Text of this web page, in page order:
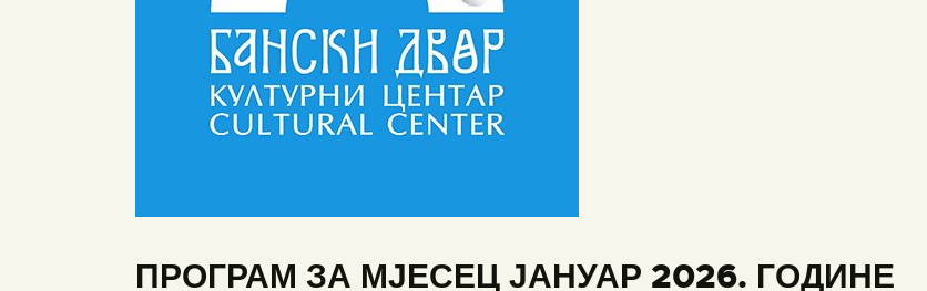
ПРОГРАМ ЗА МЈЕСЕЦ ЈАНУАР 2026. ГОДИНЕ